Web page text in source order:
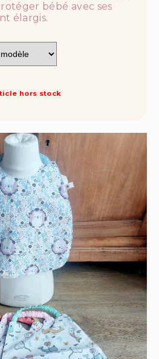
bébé avec ses
élargis.
hors stock